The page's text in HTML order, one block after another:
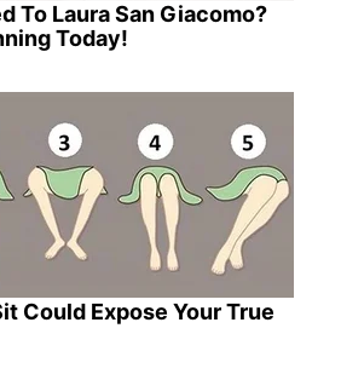
To Laura San Giacomo?
Today!
Could Expose Your True